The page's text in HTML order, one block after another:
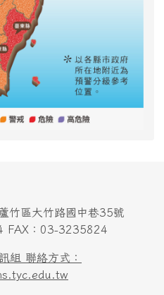
竹區大竹路國中巷35號
FAX：03-3235824
組 聯絡方式：